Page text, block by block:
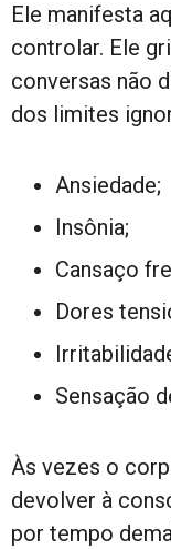
Ele manifesta
controlar. Ele
conversas não
dos limites
Ansiedade;
Insônia;
Cansaço
Dores
Sensação
Às vezes o
devolver à
por tempo